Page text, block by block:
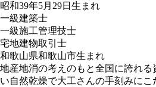
昭和39年5月29日生まれ
一級建築士
一級施工管理技士
宅地建物取引士
和歌山県和歌山市生まれ
地産地消の考えのもと全国に誇れ
い自然乾燥で大工さんの手刻みに